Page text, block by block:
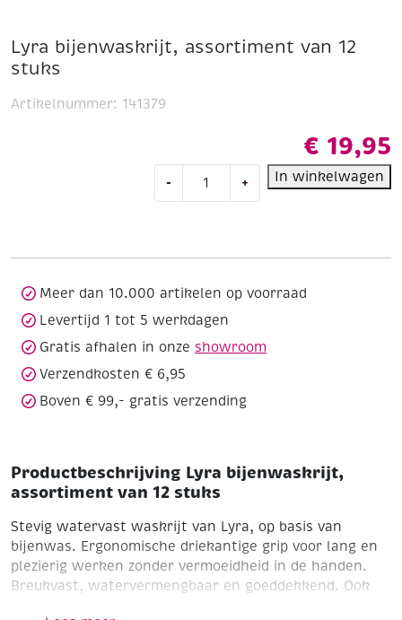
Lyra bijenwaskrijt, assortiment van 12
stuks
€ 19,95
-
bijenwaskrijt,
aantal
+ In winkelwagen
Artikelnummer: 141379
Meer dan 10.000 artikelen op voorraad
Levertijd 1 tot 5 werkdagen
Gratis afhalen in onze showroom
Verzendkosten € 6,95
Boven € 99,- gratis verzending
Productbeschrijving Lyra bijenwaskrijt,
assortiment van 12 stuks
Stevig watervast waskrijt van Lyra, op basis van
bijenwas. Ergonomische driekantige grip voor lang en
plezierig werken zonder vermoeidheid in de handen.
Breukvast, watervermengbaar en goeddekkend. Ook